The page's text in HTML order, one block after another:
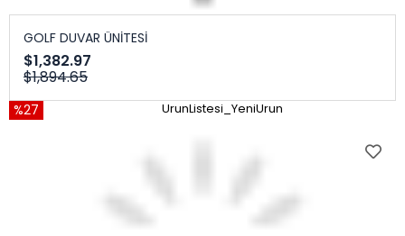
GOLF DUVAR ÜNİTESİ
$1,382.97
$1,894.65
%27 UrunListesi_YeniUrun